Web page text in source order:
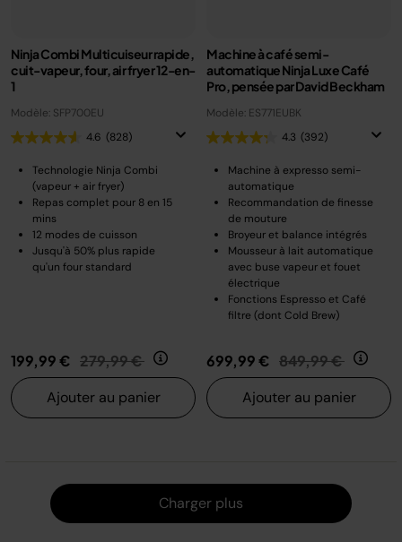
Ninja Combi Multicuiseur rapide,
cuit-vapeur, four, air fryer 12-en-
1
Modèle: SFP700EU
4.6 (828)
Technologie Ninja Combi
(vapeur + air fryer)
Repas complet pour 8 en 15
mins
12 modes de cuisson
Jusqu'à 50% plus rapide
qu'un four standard
199,99 € Prix réduit de
279,99 € au
Ajouter au panier
Machine à café semi-
automatique Ninja Luxe Café
Pro, pensée par David Beckham
Modèle: ES771EUBK
4.3 (392)
Machine à expresso semi-
automatique
Recommandation de finesse
de mouture
Broyeur et balance intégrés
Mousseur à lait automatique
avec buse vapeur et fouet
électrique
Fonctions Espresso et Café
filtre (dont Cold Brew)
699,99 € Prix réduit de
849,99 € au
Ajouter au panier
Charger plus